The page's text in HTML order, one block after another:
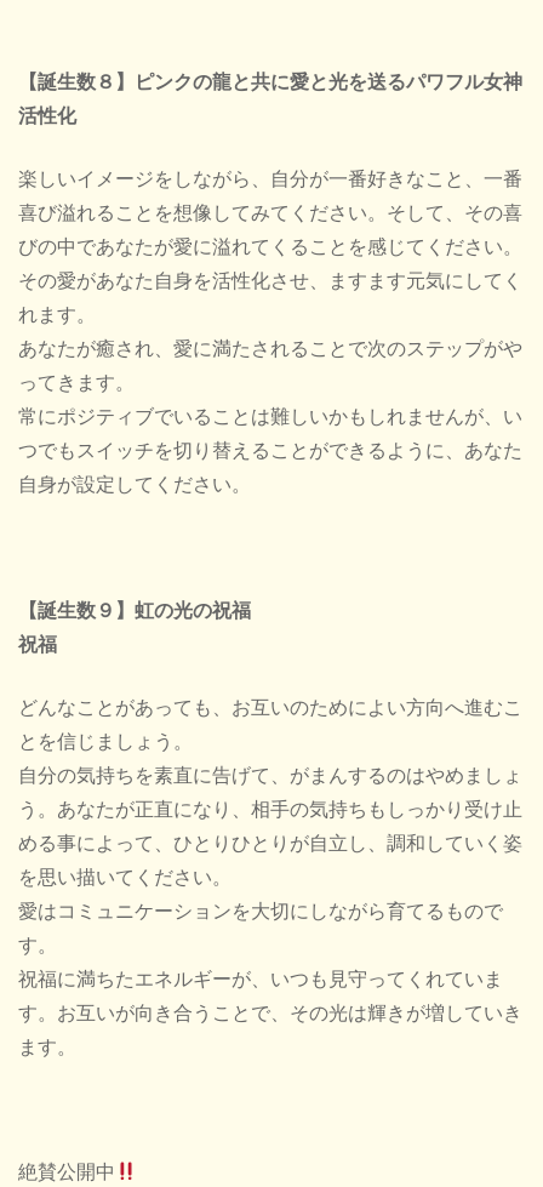
【誕生数８】ピンクの龍と共に愛と光を送るパワフル女神
活性化
楽しいイメージをしながら、自分が一番好きなこと、一番
喜び溢れることを想像してみてください。そして、その喜
びの中であなたが愛に溢れてくることを感じてください。
その愛があなた自身を活性化させ、ますます元気にしてく
れます。
あなたが癒され、愛に満たされることで次のステップがや
ってきます。
常にポジティブでいることは難しいかもしれませんが、い
つでもスイッチを切り替えることができるように、あなた
自身が設定してください。
【誕生数９】虹の光の祝福
祝福
どんなことがあっても、お互いのためによい方向へ進むこ
とを信じましょう。
自分の気持ちを素直に告げて、がまんするのはやめましょ
う。あなたが正直になり、相手の気持ちもしっかり受け止
める事によって、ひとりひとりが自立し、調和していく姿
を思い描いてください。
愛はコミュニケーションを大切にしながら育てるもので
す。
祝福に満ちたエネルギーが、いつも見守ってくれていま
す。お互いが向き合うことで、その光は輝きが増していき
ます。
絶賛公開中